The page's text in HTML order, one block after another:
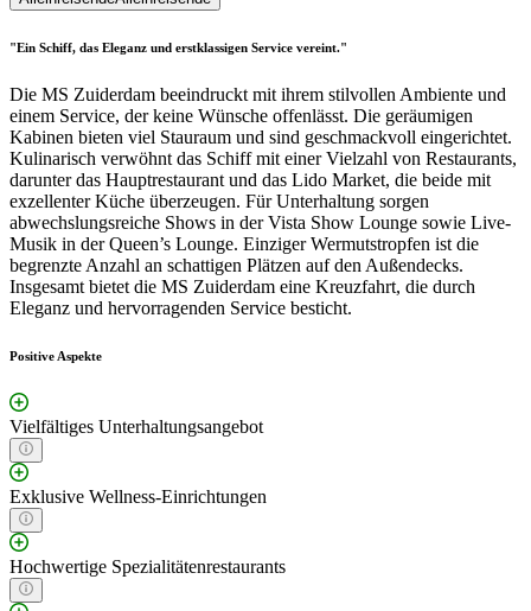
"Ein Schiff, das Eleganz und erstklassigen Service vereint."
Die MS Zuiderdam beeindruckt mit ihrem stilvollen Ambiente und
einem Service, der keine Wünsche offenlässt. Die geräumigen
Kabinen bieten viel Stauraum und sind geschmackvoll eingerichtet.
Kulinarisch verwöhnt das Schiff mit einer Vielzahl von Restaurants,
darunter das Hauptrestaurant und das Lido Market, die beide mit
exzellenter Küche überzeugen. Für Unterhaltung sorgen
abwechslungsreiche Shows in der Vista Show Lounge sowie Live-
Musik in der Queen’s Lounge. Einziger Wermutstropfen ist die
begrenzte Anzahl an schattigen Plätzen auf den Außendecks.
Insgesamt bietet die MS Zuiderdam eine Kreuzfahrt, die durch
Eleganz und hervorragenden Service besticht.
Positive Aspekte
Vielfältiges Unterhaltungsangebot
Exklusive Wellness-Einrichtungen
Hochwertige Spezialitätenrestaurants